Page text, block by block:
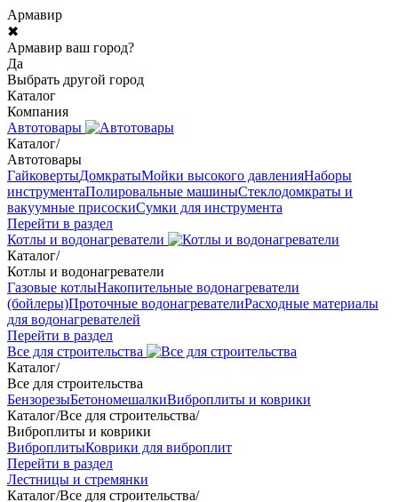
Армавир
✖
Армавир ваш город?
Да
Выбрать другой город
Каталог
Компания
Автотовары
Каталог/
Автотовары
ГайковертыДомкратыМойки высокого давленияНаборы
инструментаПолировальные машиныСтеклодомкраты и
вакуумные присоскиСумки для инструмента
Перейти в раздел
Котлы и водонагреватели
Каталог/
Котлы и водонагреватели
Газовые котлыНакопительные водонагреватели
(бойлеры)Проточные водонагревателиРасходные материалы
для водонагревателей
Перейти в раздел
Все для строительства
Каталог/
Все для строительства
БензорезыБетономешалкиВиброплиты и коврики
Каталог/Все для строительства/
Виброплиты и коврики
ВиброплитыКоврики для виброплит
Перейти в раздел
Лестницы и стремянки
Каталог/Все для строительства/